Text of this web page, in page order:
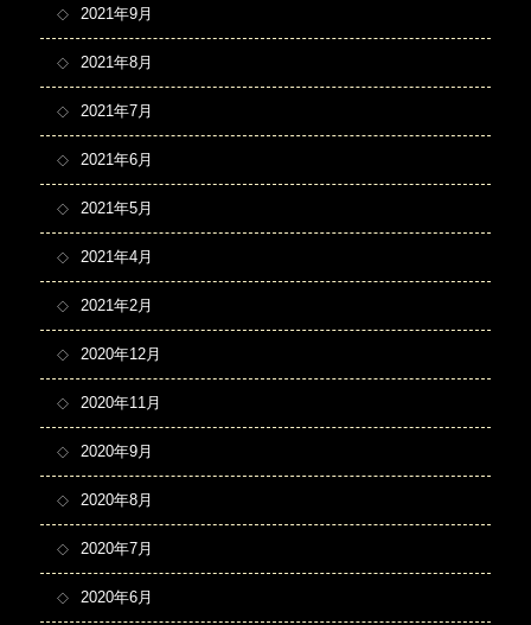
2021年9月
2021年8月
2021年7月
2021年6月
2021年5月
2021年4月
2021年2月
2020年12月
2020年11月
2020年9月
2020年8月
2020年7月
2020年6月